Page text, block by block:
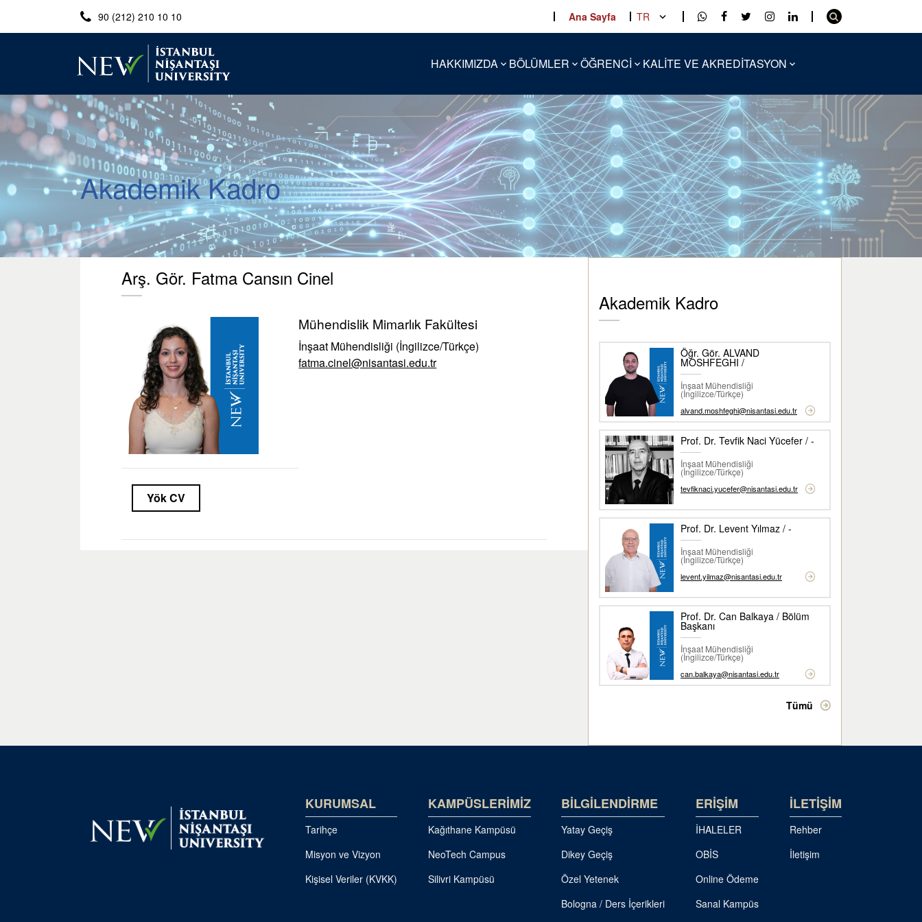
90 (212) 210 10 10 Ana Sayfa TR
HAKKIMIZDA BÖLÜMLER ÖĞRENCİ KALİTE VE AKREDİTASYON
Akademik Kadro
Arş. Gör. Fatma Cansın Cinel
Mühendislik Mimarlık Fakültesi
İnşaat Mühendisliği (İngilizce/Türkçe)
fatma.cinel@nisantasi.edu.tr
Yök CV
Akademik Kadro
Öğr. Gör. ALVAND
MOSHFEGHI /
İnşaat Mühendisliği
(İngilizce/Türkçe)
alvand.moshfeghi@nisantasi.edu.tr
Prof. Dr. Tevfik Naci Yücefer / -
İnşaat Mühendisliği
(İngilizce/Türkçe)
tevfiknaci.yucefer@nisantasi.edu.tr
Prof. Dr. Levent Yılmaz / -
İnşaat Mühendisliği
(İngilizce/Türkçe)
levent.yilmaz@nisantasi.edu.tr
Prof. Dr. Can Balkaya / Bölüm
Başkanı
İnşaat Mühendisliği
(İngilizce/Türkçe)
can.balkaya@nisantasi.edu.tr
Tümü
KURUMSAL
Tarihçe
Misyon ve Vizyon
Kişisel Veriler (KVKK)
KAMPÜSLERİMİZ
Kağıthane Kampüsü
NeoTech Campus
Silivri Kampüsü
BİLGİLENDİRME
Yatay Geçiş
Dikey Geçiş
Özel Yetenek
Bologna / Ders İçerikleri
ERİŞİM
İHALELER
OBİS
Online Ödeme
Sanal Kampüs
İLETİŞİM
Rehber
İletişim